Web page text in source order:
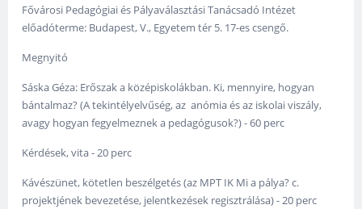
Fővárosi Pedagógiai és Pályaválasztási Tanácsadó Intézet
előadóterme: Budapest, V., Egyetem tér 5. 17-es csengő.
Megnyitó
Sáska Géza: Erőszak a középiskolákban. Ki, mennyire, hogyan
bántalmaz? (A tekintélyelvűség, az anómia és az iskolai viszály,
avagy hogyan fegyelmeznek a pedagógusok?) - 60 perc
Kérdések, vita - 20 perc
Kávészünet, kötetlen beszélgetés (az MPT IK Mi a pálya? c.
projektjének bevezetése, jelentkezések regisztrálása) - 20 perc